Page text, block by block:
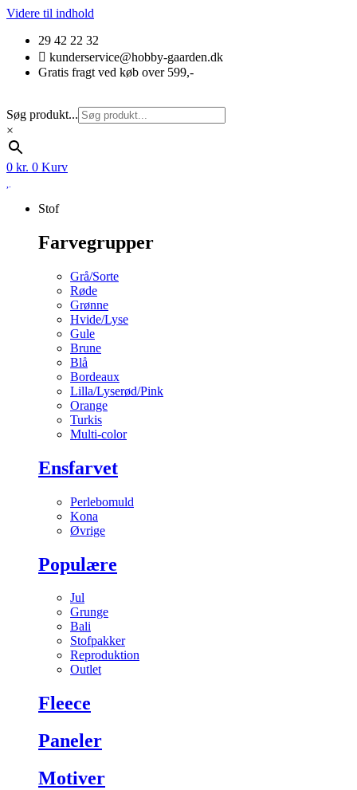
Videre til indhold
29 42 22 32
kunderservice@hobby-gaarden.dk
Gratis fragt ved køb over 599,-
Søg produkt...
×
0 kr. 0 Kurv
Stof
Farvegrupper
Grå/Sorte
Røde
Grønne
Hvide/Lyse
Gule
Brune
Blå
Bordeaux
Lilla/Lyserød/Pink
Orange
Turkis
Multi-color
Ensfarvet
Perlebomuld
Kona
Øvrige
Populære
Jul
Grunge
Bali
Stofpakker
Reproduktion
Outlet
Fleece
Paneler
Motiver